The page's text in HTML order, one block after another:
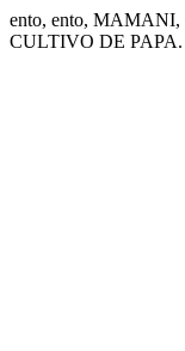
ento, ento,
CULTIVO DE PAPA.